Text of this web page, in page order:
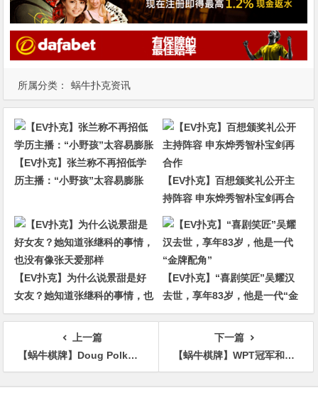
所属分类： 蜗牛扑克资讯
【EV扑克】张兰称不再招低学
历主播：“小野孩”太容易膨胀
【EV扑克】百想颁奖礼公开主
持阵容 申东烨秀智朴宝剑再合
作
【EV扑克】为什么说景甜是好
女友？她知道张继科的事情，也
没有像张天爱那样
【EV扑克】“喜剧笑匠”吴耀汉
去世，享年83岁，他是一代“金
牌配角”
上一篇
【蜗牛棋牌】Doug Polk：我真的不打算再打牌了！
下一篇
【蜗牛棋牌】WPT冠军和曾经室友纠纷私下达成和解
文